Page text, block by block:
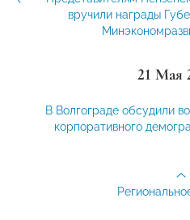
вручили награды
21 Мая
В Волгограде обсудили
корпоративного